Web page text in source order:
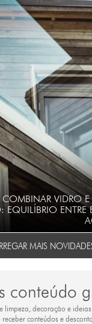
VIDRO E
EQUILÍBRIO ENTRE
MAIS
conteúdo
limpeza, decoração e
conteúdos e